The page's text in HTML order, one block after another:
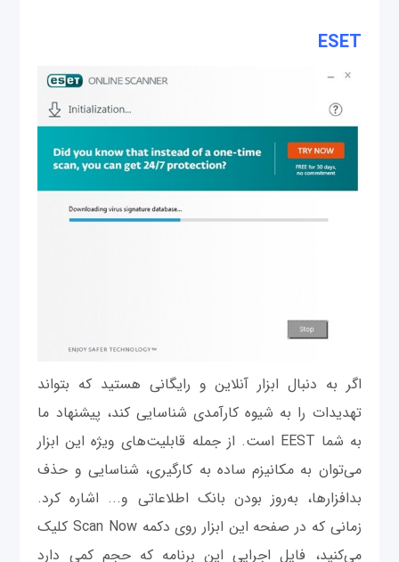
ESET
اگر به دنبال ابزار آنلاین و رایگانی هستید که بتواند
تهدیدات را به شیوه کارآمدی شناسایی کند، پیشنهاد ما
به شما EEST است. از جمله قابلیت‌های ویژه این ابزار
می‌توان به مکانیزم ساده به کارگیری، شناسایی و حذف
بدافزارها، به‌روز بودن بانک اطلاعاتی و... اشاره کرد.
زمانی که در صفحه این ابزار روی دکمه Scan Now کلیک
می‌کنید، فایل اجرایی این برنامه که حجم کمی دارد